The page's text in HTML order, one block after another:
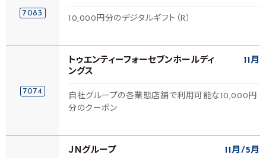
7083
10,000円分のデジタルギフト（R）
7074
トゥエンティーフォーセブンホールディ
ングス
11月
自社グループの各業態店舗で利用可能な10,000円
分のクーポン
ＪＮグループ 11月 5月